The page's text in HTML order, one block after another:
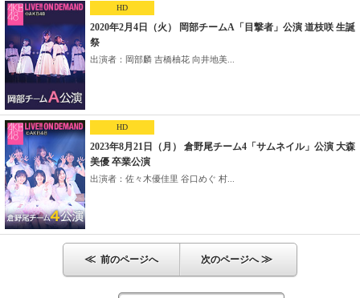
HD
2020年2月4日（火） 岡部チームA「目撃者」公演 道枝咲 生誕
祭
出演者：岡部麟 吉橋柚花 向井地美...
HD
2023年8月21日（月） 倉野尾チーム4「サムネイル」公演 大森
美優 卒業公演
出演者：佐々木優佳里 谷口めぐ 村...
≪ 前のページへ 次のページへ≫